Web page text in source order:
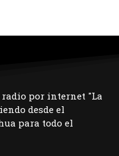
por internet "La
desde el
para todo el